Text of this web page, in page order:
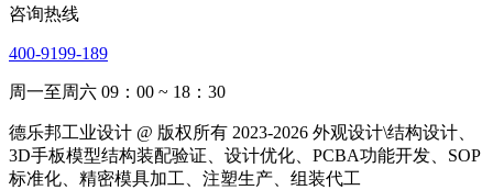
咨询热线
400-9199-189
周一至周六 09：00 ~ 18：30
德乐邦工业设计 @ 版权所有 2023-2026 外观设计\结构设计、
3D手板模型结构装配验证、设计优化、PCBA功能开发、SOP
标准化、精密模具加工、注塑生产、组装代工